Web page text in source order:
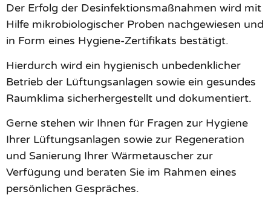
Der Erfolg der Desinfektionsmaßnahmen wird mit
Hilfe mikrobiologischer Proben nachgewiesen und
in Form eines Hygiene-Zertifikats bestätigt.
Hierdurch wird ein hygienisch unbedenklicher
Betrieb der Lüftungsanlagen sowie ein gesundes
Raumklima sicherhergestellt und dokumentiert.
Gerne stehen wir Ihnen für Fragen zur Hygiene
Ihrer Lüftungsanlagen sowie zur Regeneration
und Sanierung Ihrer Wärmetauscher zur
Verfügung und beraten Sie im Rahmen eines
persönlichen Gespräches.